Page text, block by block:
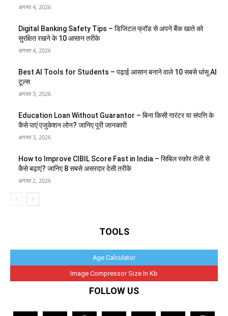
अगस्त 4, 2026
Digital Banking Safety Tips – डिजिटल फ्रॉड से अपने बैंक खाते को
सुरक्षित रखने के 10 आसान तरीके
अगस्त 4, 2026
Best AI Tools for Students – पढ़ाई आसान बनाने वाले 10 सबसे धांसू AI
टूल्स
अगस्त 3, 2026
Education Loan Without Guarantor – बिना किसी गारंटर या संपत्ति के
कैसे पाएं एजुकेशन लोन? जानिए पूरी जानकारी
अगस्त 3, 2026
How to Improve CIBIL Score Fast in India – सिबिल स्कोर तेजी से
कैसे बढ़ाएं? जानिए 8 सबसे असरदार देसी तरीके
अगस्त 2, 2026
TOOLS
Age Calculator
Image Compressor Size In Kb
FOLLOW US